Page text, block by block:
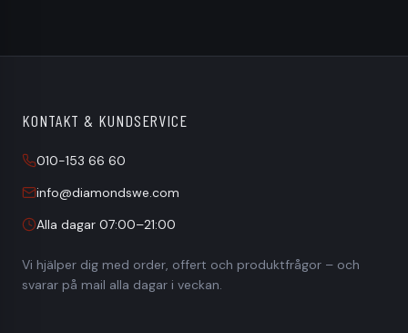
KONTAKT & KUNDSERVICE
010-153 66 60
info@diamondswe.com
Alla dagar 07:00–21:00
Vi hjälper dig med order, offert och produktfrågor – och
svarar på mail alla dagar i veckan.